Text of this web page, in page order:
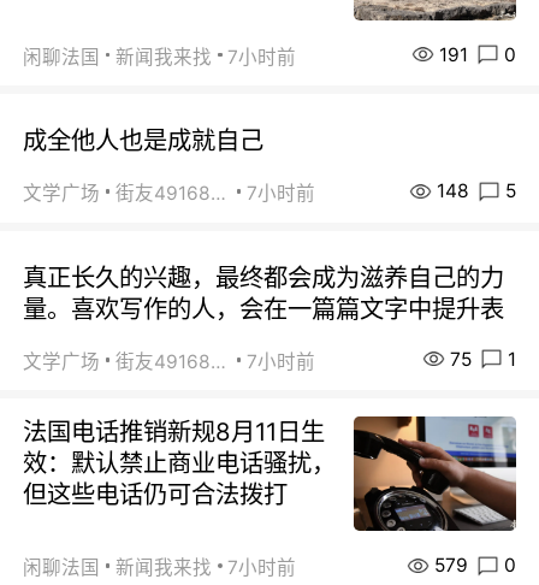
闲聊法国 新闻我来找 7小时前 191 0
成全他人也是成就自己
文学广场 街友49168527 7小时前 148 5
真正长久的兴趣，最终都会成为滋养自己的力
量。喜欢写作的人，会在一篇篇文字中提升表
文学广场 街友49168527 7小时前 75 1
法国电话推销新规8月11日生
效：默认禁止商业电话骚扰，
但这些电话仍可合法拨打
闲聊法国 新闻我来找 7小时前 579 0